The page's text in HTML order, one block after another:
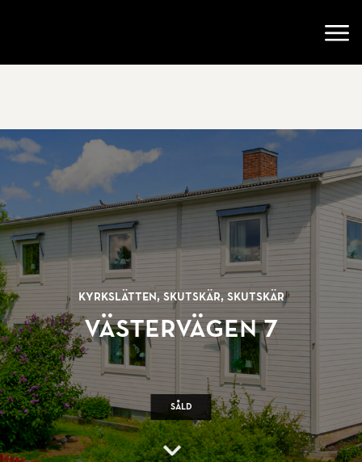
Kyrkslätten, Skutskär, Skutskär
Västervägen 7
Såld